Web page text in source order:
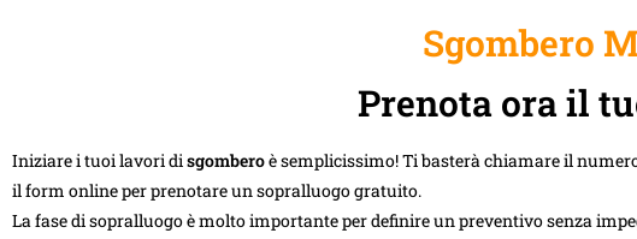
Sgombero
Prenota ora il
Iniziare i tuoi lavori di sgomberoè semplicissimo! Ti basterà chiamare il
il form online per prenotare un sopralluogo gratuito.
La fase di sopralluogo è molto importante per definire un preventivo senza